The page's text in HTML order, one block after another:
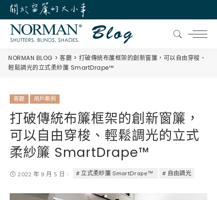
NORMAN BLOG 客廳
打破傳統布簾框架的創新窗簾，可以自由穿梭、
輕鬆調光的立式柔紗簾 SmartDrape™
客廳 用戶案例
打破傳統布簾框架的創新窗簾，
可以自由穿梭、輕鬆調光的立式
柔紗簾 SmartDrape™
2022 年 9 月 5 日 立式柔紗簾 SmartDrape™ 自由調光